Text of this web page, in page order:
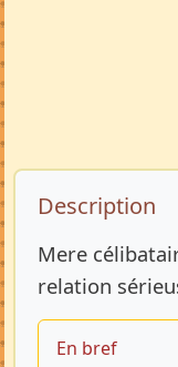
Description
Mere
relation
En bref